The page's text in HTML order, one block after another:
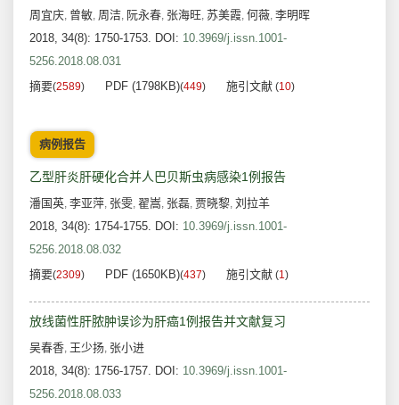
周宜庆, 曾敏, 周洁, 阮永春, 张海旺, 苏美霞, 何薇, 李明晖
2018, 34(8): 1750-1753. DOI: 10.3969/j.issn.1001-
5256.2018.08.031
摘要(2589) PDF (1798KB)(449) 施引文献 (10)
病例报告
乙型肝炎肝硬化合并人巴贝斯虫病感染1例报告
潘国英, 李亚萍, 张雯, 翟嵩, 张磊, 贾晓黎, 刘拉羊
2018, 34(8): 1754-1755. DOI: 10.3969/j.issn.1001-
5256.2018.08.032
摘要(2309) PDF (1650KB)(437) 施引文献 (1)
放线菌性肝脓肿误诊为肝癌1例报告并文献复习
吴春香, 王少扬, 张小进
2018, 34(8): 1756-1757. DOI: 10.3969/j.issn.1001-
5256.2018.08.033